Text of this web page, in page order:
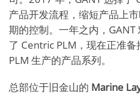
产品开发流程，缩短产品上
期的控制。一年之内，
了 Centric PLM，现在正准
PLM 生产的产品系列。
总部位于旧金山的 Marine